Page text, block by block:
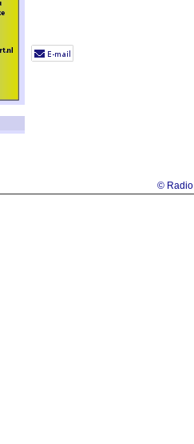
© Radio